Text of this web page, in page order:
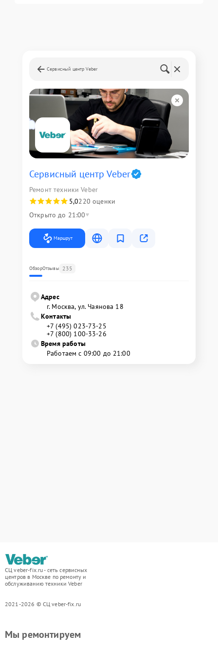
Сервисный центр Veber
Сервисный центр Veber
Ремонт техники Veber
5,0220 оценки
Открыто до 21:00
Маршрут
ОбзорОтзывы 235
Адрес
г. Москва, ул. Чаянова 18
Контакты
+7 (495) 023-73-25
+7 (800) 100-33-26
Время работы
Работаем с 09:00 до 21:00
СЦ veber-fix.ru - сеть сервисных
центров в Москве по ремонту и
обслуживанию техники Veber
2021-2026 © СЦ veber-fix.ru
Мы ремонтируем